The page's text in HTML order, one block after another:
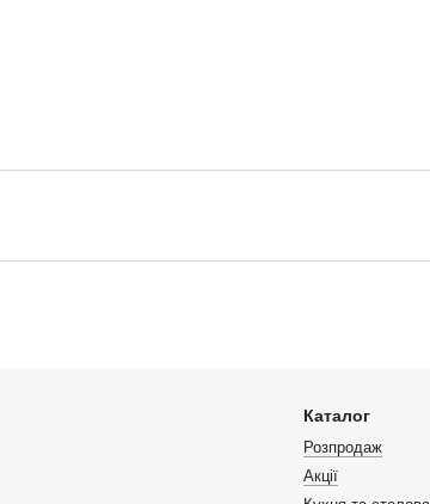
Каталог
Розпродаж
Акції